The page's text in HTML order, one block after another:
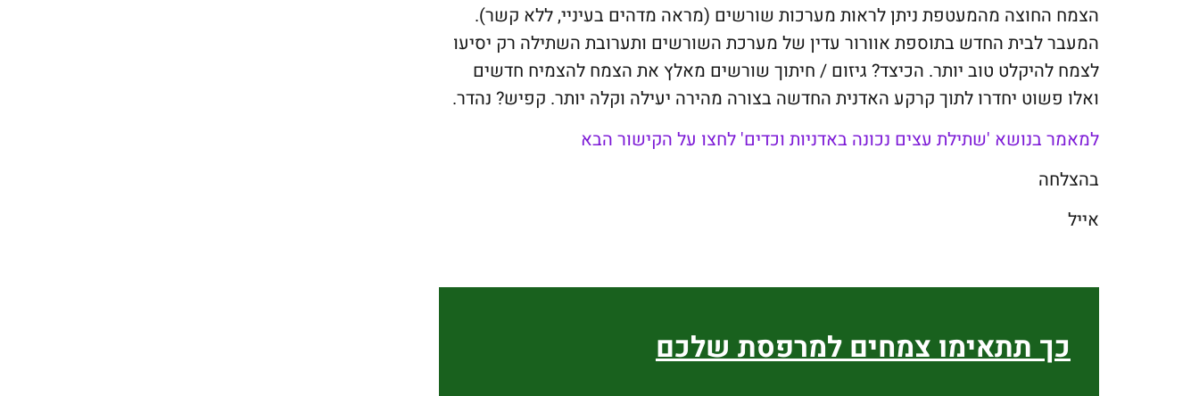
הצמח החוצה מהמעטפת ניתן לראות מערכות שורשים (מראה מדהים בעיניי, ללא קשר).
המעבר לבית החדש בתוספת אוורור עדין של מערכת השורשים ותערובת השתילה רק יסיעו
לצמח להיקלט טוב יותר. הכיצד? גיזום / חיתוך שורשים מאלץ את הצמח להצמיח חדשים
ואלו פשוט יחדרו לתוך קרקע האדנית החדשה בצורה מהירה יעילה וקלה יותר. קפיש? נהדר.
למאמר בנושא 'שתילת עצים נכונה באדניות וכדים' לחצו על הקישור הבא
בהצלחה
אייל
כך תתאימו צמחים למרפסת שלכם